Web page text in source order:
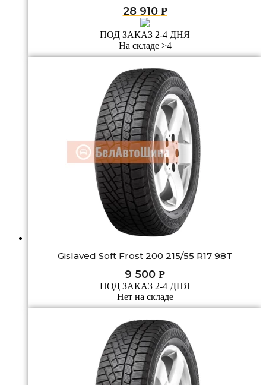
28 910 Р
ПОД ЗАКАЗ 2-4 ДНЯ
На складе >4
Gislaved Soft Frost 200 215/55 R17 98T
9 500 Р
ПОД ЗАКАЗ 2-4 ДНЯ
Нет на складе